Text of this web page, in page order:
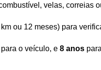
velas, correias
ou 12 meses) para
o veículo, e 8 anos